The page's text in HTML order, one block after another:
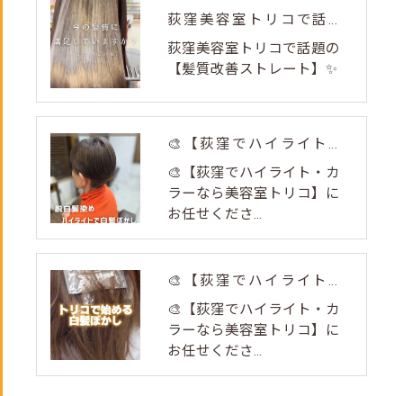
荻窪美容室トリコで話題の【髪質改善ストレート】✨
荻窪美容室トリコで話題の
【髪質改善ストレート】✨
🎨【荻窪でハイライト・カラーなら美容室トリコ】にお任せくださ...
🎨【荻窪でハイライト・カ
ラーなら美容室トリコ】に
お任せくださ...
🎨【荻窪でハイライト・カラーなら美容室トリコ】にお任せくださ...
🎨【荻窪でハイライト・カ
ラーなら美容室トリコ】に
お任せくださ...